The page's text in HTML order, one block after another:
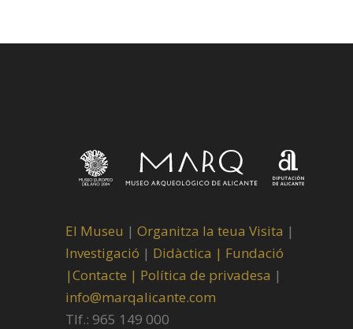
El Museu | Organitza la teua Visita |
Investigació | Didàctica | Fundació
|Contacte | Política de privadesa |
info@marqalicante.com
Tlf.: 965 149 000